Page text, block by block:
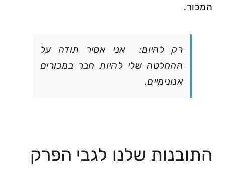
המכור.
רק להיום: אני אסיר תודה על
ההחלטה שלי להיות חבר במכורים
אנונימיים.
התובנות שלנו לגבי הפרק